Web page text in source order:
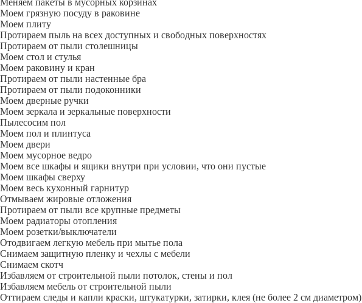
Меняем пакеты в мусорных корзинах
Моем грязную посуду в раковине
Моем плиту
Протираем пыль на всех доступных и свободных поверхностях
Протираем от пыли столешницы
Моем стол и стулья
Моем раковину и кран
Протираем от пыли настенные бра
Протираем от пыли подоконники
Моем дверные ручки
Моем зеркала и зеркальные поверхности
Пылесосим пол
Моем пол и плинтуса
Моем двери
Моем мусорное ведро
Моем все шкафы и ящики внутри при условии, что они пустые
Моем шкафы сверху
Моем весь кухонный гарнитур
Отмываем жировые отложения
Протираем от пыли все крупные предметы
Моем радиаторы отопления
Моем розетки/выключатели
Отодвигаем легкую мебель при мытье пола
Снимаем защитную пленку и чехлы с мебели
Снимаем скотч
Избавляем от строительной пыли потолок, стены и пол
Избавляем мебель от строительной пыли
Оттираем следы и капли краски, штукатурки, затирки, клея (не более 2 см диаметром)